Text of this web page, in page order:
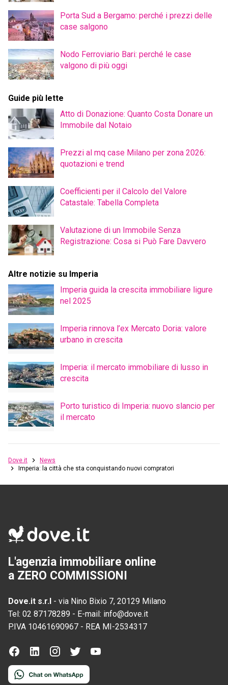
Porta Sud a Bergamo: perché i prezzi delle
case salgono
Nodo Ferroviario Bari: perché le case
valgono di più oggi
Guide più lette
Atto di Donazione: Quanto Costa Donare un
Immobile dal Notaio
Prezzi al mq case Milano per zona 2026:
quotazioni e trend
Coefficienti per il Calcolo del Valore
Catastale: Tabella Completa
Valutazione di un Immobile Senza
Registrazione: Cosa si Può Fare Davvero
Altre notizie su Imperia
Imperia guida la crescita immobiliare ligure
nel 2025
Imperia rinnova l’ex Mercato Doria: valore
urbano in crescita
Imperia: il mercato immobiliare di lusso in
crescita
Porto turistico di Imperia: nuovo slancio per
il mercato
Dove.it
News
Imperia: la città che sta conquistando nuovi compratori
L'agenzia immobiliare online
a ZERO COMMISSIONI
Dove.it s.r.l - via Nino Bixio 7, 20129 Milano
Tel: 02 87178289 - E-mail: info@dove.it
P.IVA 10461690967 - REA MI-2534317